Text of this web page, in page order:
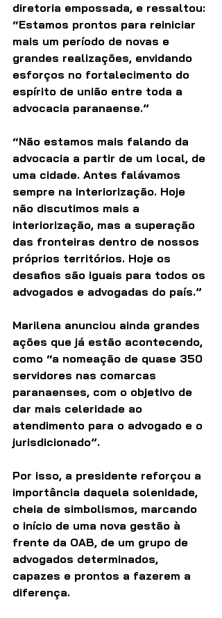
diretoria empossada, e ressaltou:
“Estamos prontos para reiniciar
mais um período de novas e
grandes realizações, envidando
esforços no fortalecimento do
espírito de união entre toda a
advocacia paranaense.”
“Não estamos mais falando da
advocacia a partir de um local, de
uma cidade. Antes falávamos
sempre na interiorização. Hoje
não discutimos mais a
interiorização, mas a superação
das fronteiras dentro de nossos
próprios territórios. Hoje os
desafios são iguais para todos os
advogados e advogadas do país.”
Marilena anunciou ainda grandes
ações que já estão acontecendo,
como “a nomeação de quase 350
servidores nas comarcas
paranaenses, com o objetivo de
dar mais celeridade ao
atendimento para o advogado e o
jurisdicionado”.
Por isso, a presidente reforçou a
importância daquela solenidade,
cheia de simbolismos, marcando
o início de uma nova gestão à
frente da OAB, de um grupo de
advogados determinados,
capazes e prontos a fazerem a
diferença.